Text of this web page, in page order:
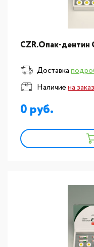
CZR.Опак-дентин
Доставка
Наличиена заказ
0